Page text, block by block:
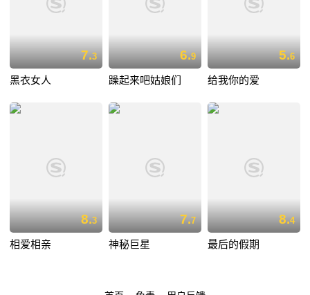
7.3
黑衣女人
6.9
躁起来吧姑娘们
5.6
给我你的爱
8.3
相爱相亲
7.7
神秘巨星
8.4
最后的假期